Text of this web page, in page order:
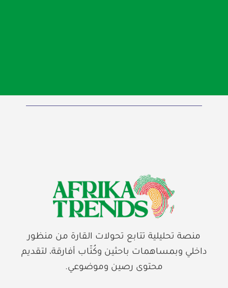
منصة تحليلية تتابع تحولات القارة من منظور
داخلي وبمساهمات باحثين وكُتّاب أفارقة، لتقديم
محتوى رصين وموضوعي.